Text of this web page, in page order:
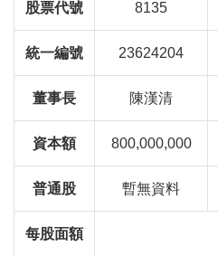
股票代號 8135
統一編號 23624204
董事長 陳漢清
資本額 800,000,000
普通股 暫無資料
每股面額